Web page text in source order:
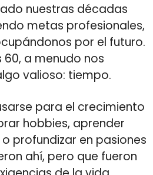
nuestras décadas
metas profesionales,
por el futuro.
60, a menudo nos
valioso: tiempo.
para el crecimiento
hobbies, aprender
profundizar en pasiones
ahí, pero que fueron